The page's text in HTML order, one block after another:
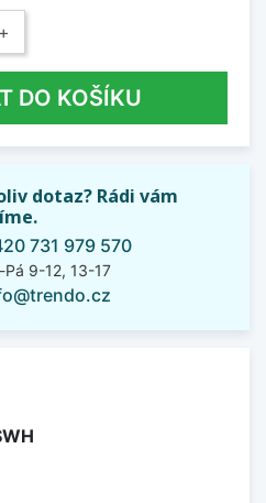
+
DO KOŠÍKU
dotaz? Rádi vám
731 979 570
Pá 9-12, 13-17